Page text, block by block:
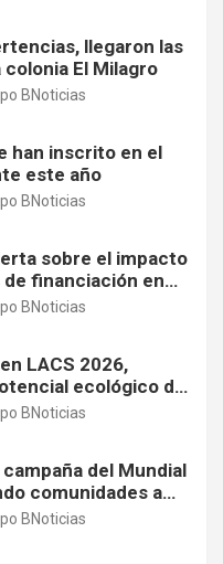
llegaron las
El Milagro
BNoticias
han inscrito en el
este año
BNoticias
sobre el impacto
financiación en
apoyan a
BNoticias
LACS 2026,
ecológico de
BNoticias
del Mundial
comunidades a
exclusivas
BNoticias